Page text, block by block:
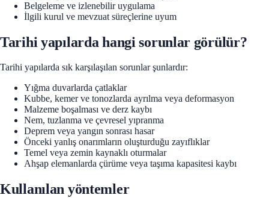
Belgeleme ve izlenebilir uygulama
İlgili kurul ve mevzuat süreçlerine uyum
Tarihi yapılarda hangi sorunlar görülür?
Tarihi yapılarda sık karşılaşılan sorunlar şunlardır:
Yığma duvarlarda çatlaklar
Kubbe, kemer ve tonozlarda ayrılma veya deformasyon
Malzeme boşalması ve derz kaybı
Nem, tuzlanma ve çevresel yıpranma
Deprem veya yangın sonrası hasar
Önceki yanlış onarımların oluşturduğu zayıflıklar
Temel veya zemin kaynaklı oturmalar
Ahşap elemanlarda çürüme veya taşıma kapasitesi kaybı
Kullanılan yöntemler